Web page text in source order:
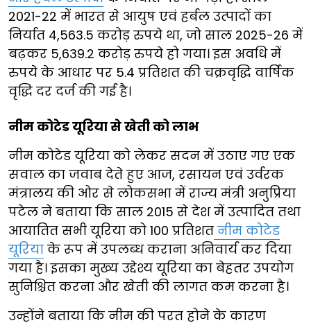
2021-22 में भारत से आयुष एवं हर्बल उत्पादों का
निर्यात 4,563.5 करोड़ रुपये था, जो साल 2025-26 में
बढ़कर 5,639.2 करोड़ रुपये हो गया। इस अवधि में
रुपये के आधार पर 5.4 प्रतिशत की चक्रवृद्धि वार्षिक
वृद्धि दर दर्ज की गई है।
नीम कोटेड यूरिया से खेती को लाभ
नीम कोटेड यूरिया को लेकर सदन में उठाए गए एक
सवाल का जवाब देते हुए आज, रसायन एवं उर्वरक
मंत्रालय की ओर से लोकसभा में राज्य मंत्री अनुप्रिया
पटेल ने बताया कि साल 2015 से देश में उत्पादित तथा
आयातित सभी यूरिया को 100 प्रतिशत नीम कोटेड
यूरिया के रूप में उपलब्ध कराना अनिवार्य कर दिया
गया है। इसका मुख्य उद्देश्य यूरिया का बेहतर उपयोग
सुनिश्चित करना और खेती की लागत कम करना है।
उन्होंने बताया कि नीम की परत होने के कारण